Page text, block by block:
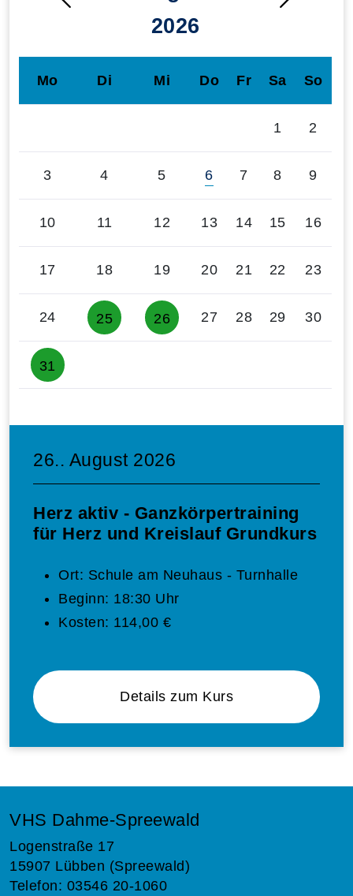
2026
Mo Di Mi Do Fr Sa So
1 2
3 4 5 6 7 8 9
10 11 12 13 14 15 16
17 18 19 20 21 22 23
24 25 26 27 28 29 30
31
26.. August 2026
Herz aktiv - Ganzkörpertraining
für Herz und Kreislauf Grundkurs
Ort: Schule am Neuhaus - Turnhalle
Beginn: 18:30 Uhr
Kosten: 114,00 €
Details zum Kurs
VHS Dahme-Spreewald
Logenstraße 17
15907 Lübben (Spreewald)
Telefon: 03546 20-1060